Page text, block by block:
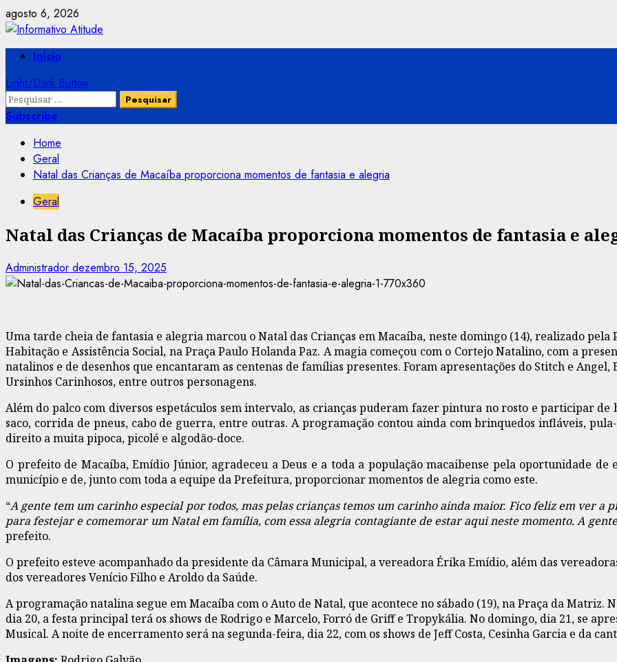
Skip
to
content
agosto 6, 2026
PrimaryInício
Light/Dark Button
Pesquisar
por:
Subscribe
Home
Geral
Natal das Crianças de Macaíba proporciona momentos de fantasia e alegria
Geral
Natal das Crianças de Macaíba proporciona momentos de fantasia e
Administrador dezembro 15, 2025
Uma tarde cheia de fantasia e alegria marcou o Natal das Crianças em Macaíba, neste domingo (14), realizado
Habitação e Assistência Social, na Praça Paulo Holanda Paz. A magia começou com o Cortejo Natalino, com a
natalinos e de desenhos que encantaram as centenas de famílias presentes. Foram apresentações do Stitch e
Ursinhos Carinhosos, entre outros personagens.
Além do palco com diversos espetáculos sem intervalo, as crianças puderam fazer pintura no rosto e participar
saco, corrida de pneus, cabo de guerra, entre outras. A programação contou ainda com brinquedos infláveis,
direito a muita pipoca, picolé e algodão-doce.
O prefeito de Macaíba, Emídio Júnior, agradeceu a Deus e a toda a população macaibense pela oportunidade
município e de, junto com toda a equipe da Prefeitura, proporcionar momentos de alegria como este.
“A gente tem um carinho especial por todos, mas pelas crianças temos um carinho ainda maior. Fico feliz em ver a
para festejar e comemorar um Natal em família, com essa alegria contagiante de estar aqui neste momento. A
prefeito.
O prefeito esteve acompanhado da presidente da Câmara Municipal, a vereadora Érika Emídio, além das
dos vereadores Venício Filho e Aroldo da Saúde.
A programação natalina segue em Macaíba com o Auto de Natal, que acontece no sábado (19), na Praça da Matriz.
dia 20, a festa principal terá os shows de Rodrigo e Marcelo, Forró de Griff e Tropykália. No domingo, dia 21, se
Musical. A noite de encerramento será na segunda-feira, dia 22, com os shows de Jeff Costa, Cesinha Garcia e da